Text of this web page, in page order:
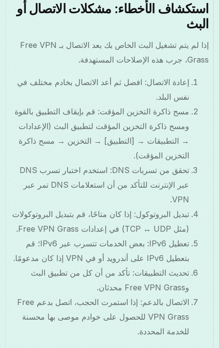
استكشاف الأخطاء: مشكلات الاتصال أو
البث
إذا لم يتم تشغيل البث الخاص بك بعد الاتصال بـ Free VPN
Grass، جرب هذه الإصلاحات المستهدفة.
إعادة الاتصال: افصل ثم أعد الاتصال بخادم مختلف في
نفس البلد.
مسح ذاكرة التخزين المؤقت: قم بإيقاف التطبيق بالقوة
ومسح ذاكرة التخزين المؤقت لتطبيق البث (الإعدادات
→ التطبيقات → [التطبيق] → التخزين → مسح ذاكرة
التخزين المؤقت).
تحقق من تسربات DNS: استخدم اختبار تسرب DNS
عبر الإنترنت للتأكد من أن استعلامات DNS تمر عبر
VPN.
تبديل البروتوكول: إذا كان متاحًا، قم بتبديل البروتوكولات
(مثل TCP ↔ UDP) في إعدادات Free VPN Grass.
تعطيل IPv6: بعض الخدمات تتسرب عبر IPv6؛ قم
بتعطيل IPv6 على أندرويد أو في VPN إذا كان مدعومًا.
تحديث التطبيقات: تأكد من أن كل من تطبيق البث
وFree VPN Grass محدثان.
الاتصال بالدعم: إذا استمرت الحجب، اتصل بدعم Free
VPN Grass للحصول على خوادم موصى بها محسنة
للخدمة المحددة.